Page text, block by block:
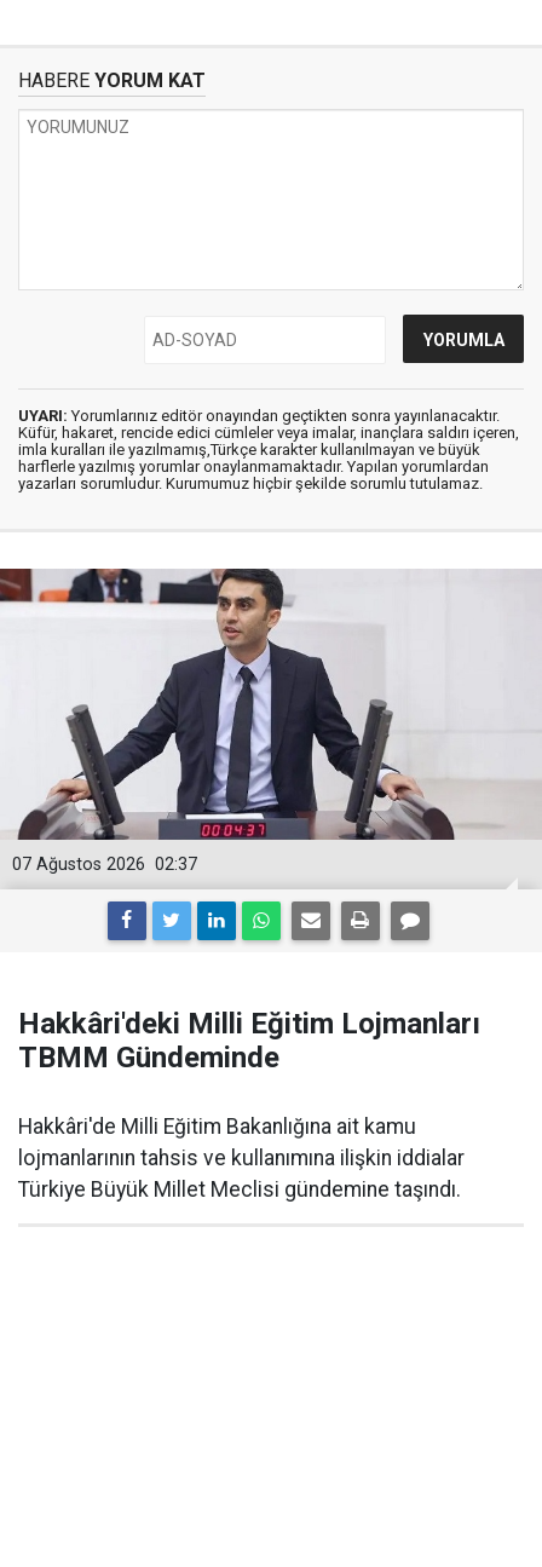
HABERE YORUM KAT
UYARI: Yorumlarınız editör onayından geçtikten sonra yayınlanacaktır.
Küfür, hakaret, rencide edici cümleler veya imalar, inançlara saldırı içeren,
imla kuralları ile yazılmamış,Türkçe karakter kullanılmayan ve büyük
harflerle yazılmış yorumlar onaylanmamaktadır. Yapılan yorumlardan
yazarları sorumludur. Kurumumuz hiçbir şekilde sorumlu tutulamaz.
02:37
07 Ağustos 2026
Hakkâri'deki Milli Eğitim Lojmanları
TBMM Gündeminde
Hakkâri'de Milli Eğitim Bakanlığına ait kamu
lojmanlarının tahsis ve kullanımına ilişkin iddialar
Türkiye Büyük Millet Meclisi gündemine taşındı.